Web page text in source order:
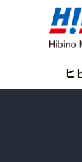
ヒ